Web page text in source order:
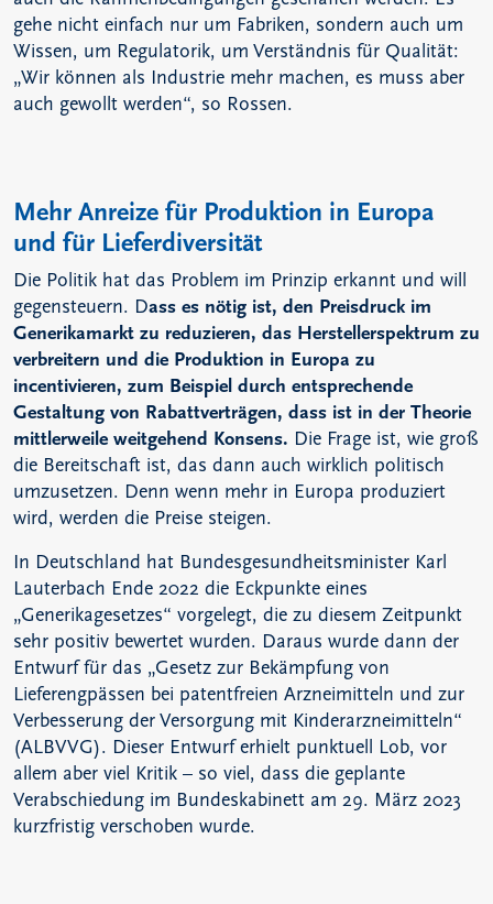
gehe nicht einfach nur um Fabriken, sondern auch um
Wissen, um Regulatorik, um Verständnis für Qualität:
„Wir können als Industrie mehr machen, es muss aber
auch gewollt werden“, so Rossen.
Mehr Anreize für Produktion in Europa
und für Lieferdiversität
Die Politik hat das Problem im Prinzip erkannt und will
gegensteuern. Dass es nötig ist, den Preisdruck im
Generikamarkt zu reduzieren, das Herstellerspektrum zu
verbreitern und die Produktion in Europa zu
incentivieren, zum Beispiel durch entsprechende
Gestaltung von Rabattverträgen, dass ist in der Theorie
mittlerweile weitgehend Konsens. Die Frage ist, wie groß
die Bereitschaft ist, das dann auch wirklich politisch
umzusetzen. Denn wenn mehr in Europa produziert
wird, werden die Preise steigen.
In Deutschland hat Bundesgesundheitsminister Karl
Lauterbach Ende 2022 die Eckpunkte eines
„Generikagesetzes“ vorgelegt, die zu diesem Zeitpunkt
sehr positiv bewertet wurden. Daraus wurde dann der
Entwurf für das „Gesetz zur Bekämpfung von
Lieferengpässen bei patentfreien Arzneimitteln und zur
Verbesserung der Versorgung mit Kinderarzneimitteln“
(ALBVVG). Dieser Entwurf erhielt punktuell Lob, vor
allem aber viel Kritik – so viel, dass die geplante
Verabschiedung im Bundeskabinett am 29. März 2023
kurzfristig verschoben wurde.